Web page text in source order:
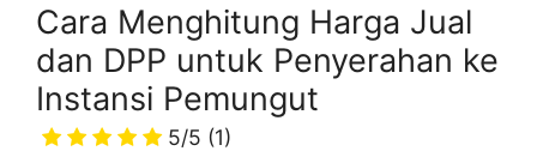
Cara Menghitung Harga Jual
dan DPP untuk Penyerahan ke
Instansi Pemungut
5/5 (1)